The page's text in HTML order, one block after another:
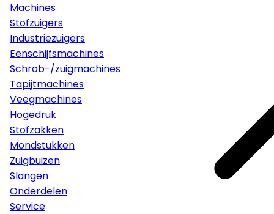
Machines
Stofzuigers
Industriezuigers
Eenschijfsmachines
Schrob-/zuigmachines
Tapijtmachines
Veegmachines
Hogedruk
Stofzakken
Mondstukken
Zuigbuizen
Slangen
Onderdelen
Service